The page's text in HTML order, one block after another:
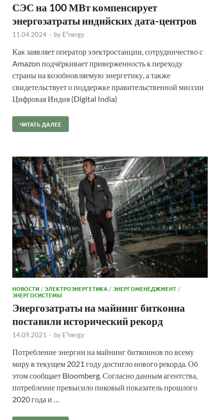
СЭС на 100 МВт компенсирует
энергозатраты индийских дата-центров
11.04.2024 - by E²nergy
Как заявляет оператор электростанции, сотрудничество с
Amazon подчёркивает приверженность к переходу
страны на возобновляемую энергетику, а также
свидетельствует о поддержке правительственной миссии
Цифровая Индия (Digital India)
ЧИТАТЬ ДАЛЕЕ
НОВОСТИ /ЭЛЕКТРОЭНЕРГЕТИКА /ЭНЕРГОМЕНЕДЖМЕНТ /
ЭНЕРГОСИСТЕМЫ
Энергозатраты на майнинг биткоина
поставили исторический рекорд
14.09.2021 - by E²nergy
Потребление энергии на майнинг биткоинов по всему
миру в текущем 2021 году достигло нового рекорда. Об
этом сообщает Bloomberg. Согласно данным агентства,
потребление превысило пиковый показатель прошлого
2020 года и …